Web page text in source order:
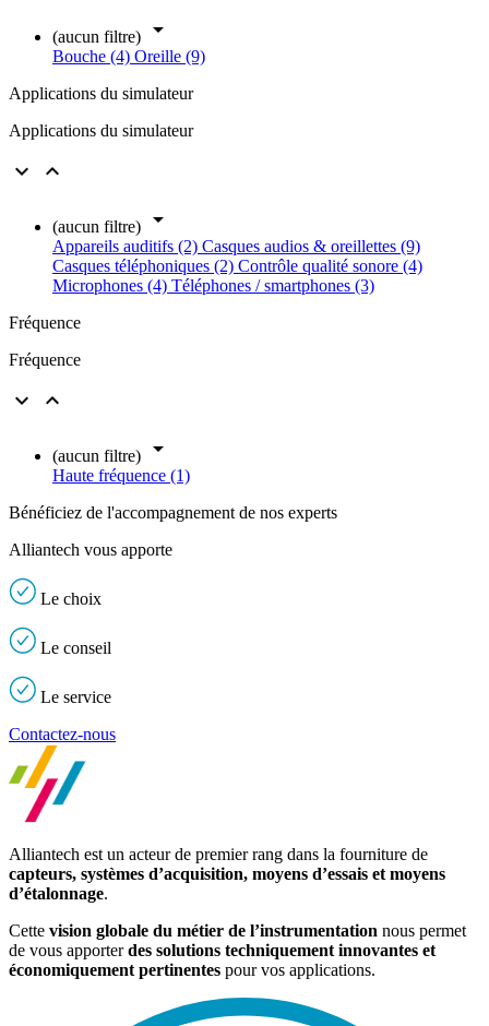
(aucun filtre) 
Bouche (4) Oreille (9)
Applications du simulateur
Applications du simulateur
 
(aucun filtre) 
Appareils auditifs (2) Casques audios & oreillettes (9)
Casques téléphoniques (2) Contrôle qualité sonore (4)
Microphones (4) Téléphones / smartphones (3)
Fréquence
Fréquence
 
(aucun filtre) 
Haute fréquence (1)
Bénéficiez de l'accompagnement de nos experts
Alliantech vous apporte
Le choix
Le conseil
Le service
Contactez-nous
Alliantech est un acteur de premier rang dans la fourniture de
capteurs, systèmes d’acquisition, moyens d’essais et moyens
d’étalonnage.
Cette vision globale du métier de l’instrumentation nous permet
de vous apporterdes solutions techniquement innovantes et
économiquement pertinentes pour vos applications.